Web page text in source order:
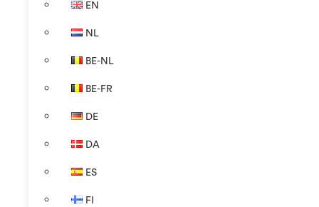
EN
NL
BE-NL
BE-FR
DE
DA
ES
FI